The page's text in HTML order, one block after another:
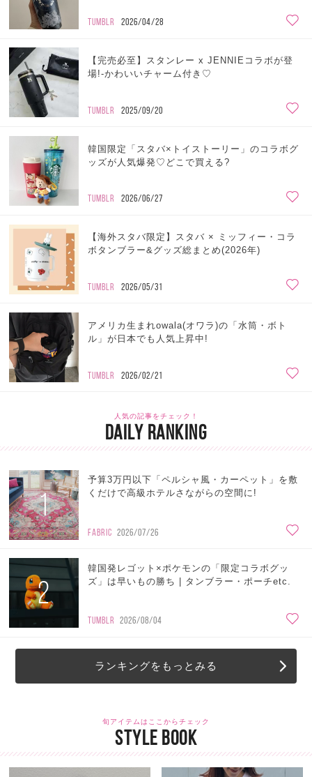
TUMBLR 2026/04/28
【完売必至】スタンレー x JENNIEコラボが登
場!-かわいいチャーム付き♡
TUMBLR 2025/09/20
韓国限定「スタバ×トイストーリー」のコラボグ
ッズが人気爆発♡どこで買える?
TUMBLR 2026/06/27
【海外スタバ限定】スタバ × ミッフィー・コラ
ボタンブラー&グッズ総まとめ(2026年)
TUMBLR 2026/05/31
アメリカ生まれowala(オワラ)の「水筒・ボト
ル」が日本でも人気上昇中!
TUMBLR 2026/02/21
人気の記事をチェック！
DAILY RANKING
1
予算3万円以下「ペルシャ風・カーペット」を敷
くだけで高級ホテルさながらの空間に!
FABRIC 2026/07/26
2
韓国発レゴット×ポケモンの「限定コラボグッ
ズ」は早いもの勝ち | タンブラー・ポーチetc.
TUMBLR 2026/08/04
ランキングをもっとみる
旬アイテムはここからチェック
STYLE BOOK